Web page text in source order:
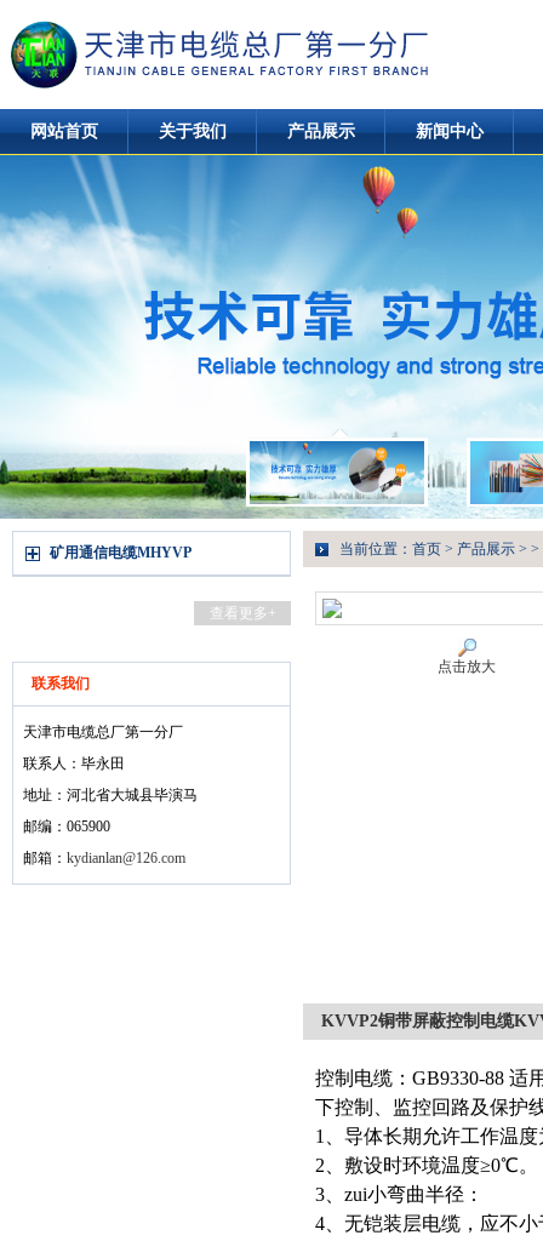
网站首页 关于我们 产品展示 新闻中心
矿用通信电缆MHYVP
查看更多+
联系我们
天津市电缆总厂第一分厂
联系人：毕永田
地址：河北省大城县毕演马
邮编：065900
邮箱： kydianlan@126.com
当前位置： 首页 > 产品展示 > >
点击放大
KVVP2铜带屏蔽控制电缆
控制电缆：GB9330-88
下控制、监控回路及保护
1、导体长期允许工作温
2、敷设时环境温度≥0℃。
3、zui小弯曲半径：
4、无铠装层电缆，应不